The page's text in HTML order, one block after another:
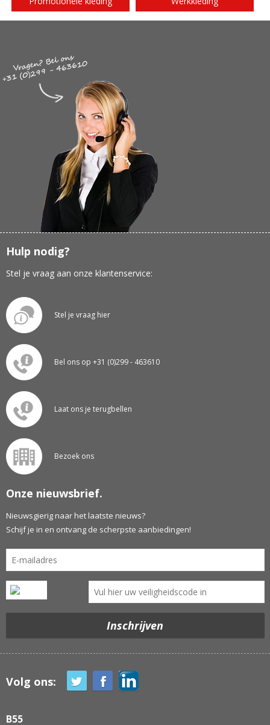
Hulp nodig?
Stel je vraag aan onze klantenservice:
Stel je vraag hier
Bel ons op +31 (0)299 - 463610
Laat ons je terugbellen
Bezoek ons
Onze nieuwsbrief.
Nieuwsgierig naar het laatste nieuws?
Schijf je in en ontvang de scherpste aanbiedingen!
Volg ons:
B55